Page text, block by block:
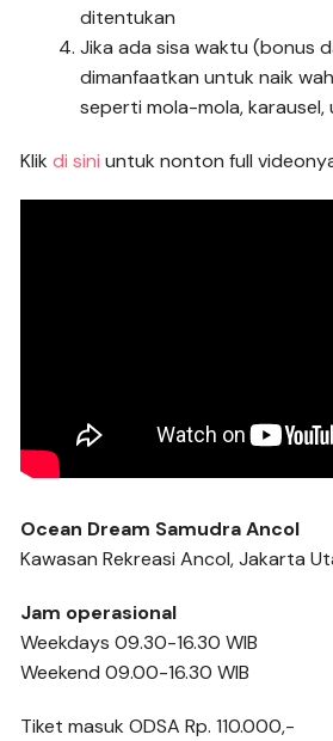
ditentukan
Jika ada sisa waktu (bonus
dimanfaatkan untuk naik
seperti mola-mola, karausel,
Klikdi siniuntuk nonton full
Ocean Dream Samudra Ancol
Kawasan Rekreasi Ancol, Jakarta
Jam operasional
Weekdays 09.30-16.30 WIB
Weekend 09.00-16.30 WIB
Tiket masuk ODSA Rp. 110.000,-